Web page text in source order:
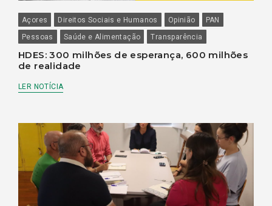
Açores Direitos Sociais e Humanos Opinião
PAN
Pessoas
Saúde e Alimentação Transparência
HDES: 300 milhões de esperança, 600 milhões
de realidade
LER NOTÍCIA